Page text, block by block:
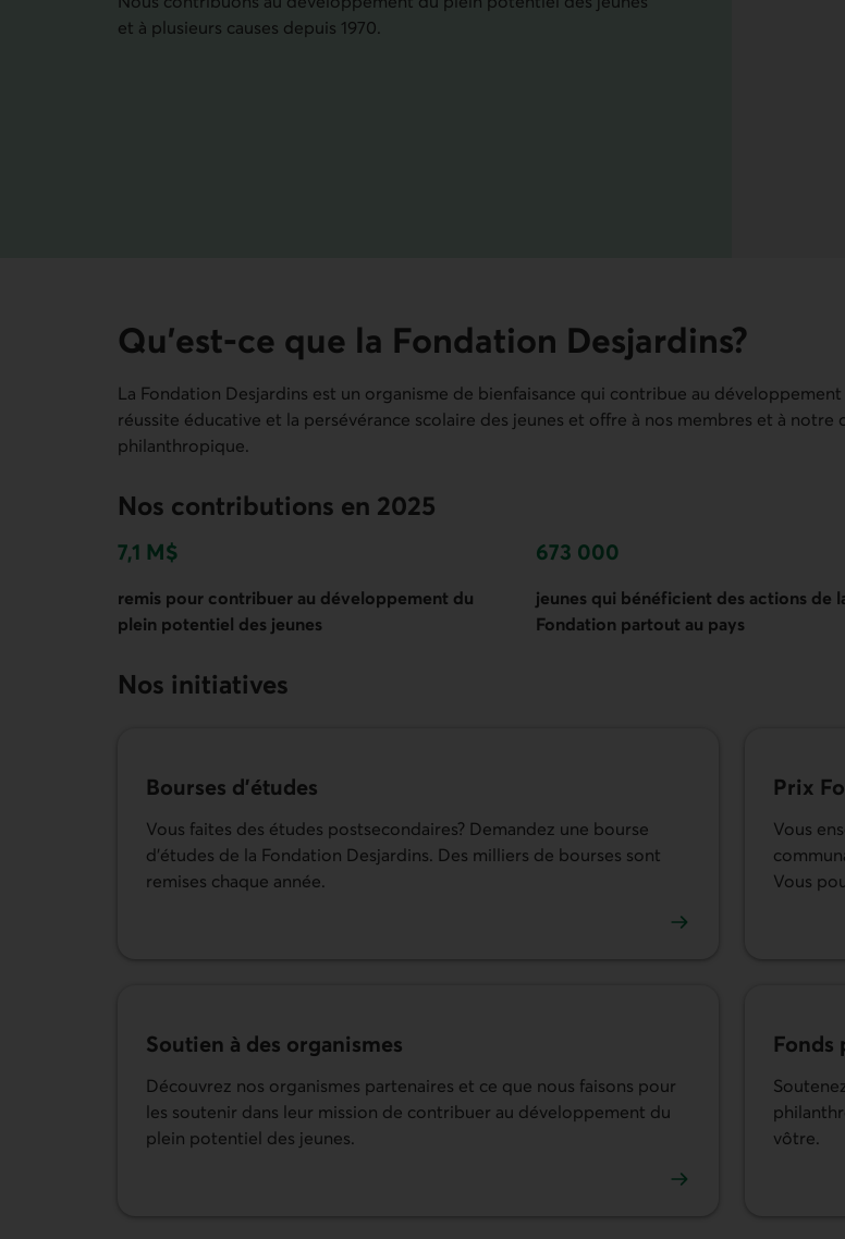
et à plusieurs causes depuis 1970.
Qu’est-ce que la Fondation Desjardins?
La Fondation Desjardins est un organisme de bienfaisance qui contribue au développement
réussite éducative et la persévérance scolaire des jeunes et offre à nos membres et à notre
philanthropique.
Nos contributions en 2025
7,1 M$
remis pour contribuer au développement du
plein potentiel des jeunes
673 000
jeunes qui bénéficient des actions de
Fondation partout au pays
Nos initiatives
Bourses d'études
Vous faites des études postsecondaires? Demandez une bourse
d'études de la Fondation Desjardins. Des milliers de bourses sont
remises chaque année.
Prix
Vous
Vous
Soutien à des organismes
Découvrez nos organismes partenaires et ce que nous faisons pour
les soutenir dans leur mission de contribuer au développement du
plein potentiel des jeunes.
Fonds
vôtre.